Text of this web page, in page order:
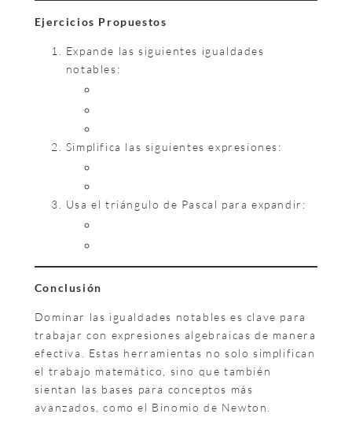
Ejercicios Propuestos
Expande las siguientes igualdades
notables:
Simplifica las siguientes expresiones:
Usa el triángulo de Pascal para expandir:
Conclusión
Dominar las igualdades notables es clave para
trabajar con expresiones algebraicas de manera
efectiva. Estas herramientas no solo simplifican
el trabajo matemático, sino que también
sientan las bases para conceptos más
avanzados, como el Binomio de Newton.